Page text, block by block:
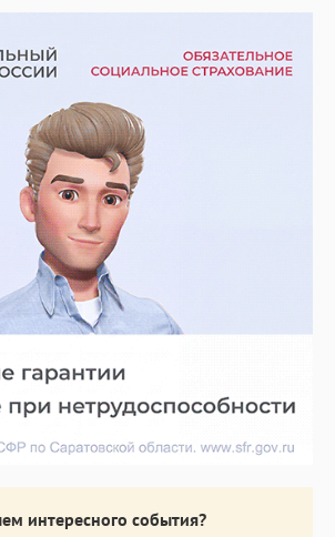
интересного события?